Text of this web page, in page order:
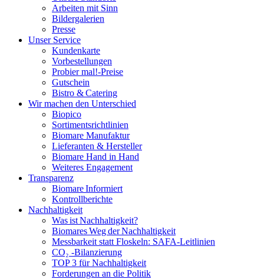
Arbeiten mit Sinn
Bildergalerien
Presse
Unser Service
Kundenkarte
Vorbestellungen
Probier mal!-Preise
Gutschein
Bistro & Catering
Wir machen den Unterschied
Biopico
Sortimentsrichtlinien
Biomare Manufaktur
Lieferanten & Hersteller
Biomare Hand in Hand
Weiteres Engagement
Transparenz
Biomare Informiert
Kontrollberichte
Nachhaltigkeit
Was ist Nachhaltigkeit?
Biomares Weg der Nachhaltigkeit
Messbarkeit statt Floskeln: SAFA-Leitlinien
CO₂ -Bilanzierung
TOP 3 für Nachhaltigkeit
Forderungen an die Politik